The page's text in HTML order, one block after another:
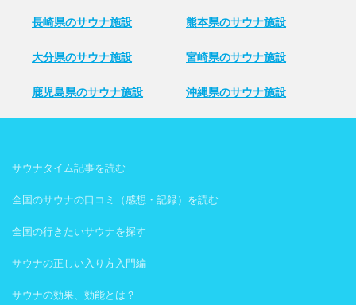
長崎県のサウナ施設 熊本県のサウナ施設
大分県のサウナ施設 宮崎県のサウナ施設
鹿児島県のサウナ施設 沖縄県のサウナ施設
サウナタイム記事を読む
全国のサウナの口コミ（感想・記録）を読む
全国の行きたいサウナを探す
サウナの正しい入り方入門編
サウナの効果、効能とは？